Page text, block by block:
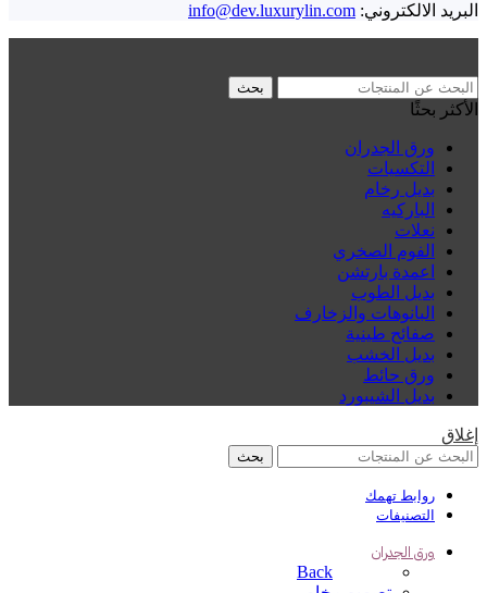
البريد الالكتروني: info@dev.luxurylin.com
بحث
الأكثر بحثًا
ورق الجدران
التكسيات
بديل رخام
الباركيه
نعلات
الفوم الصخري
اعمدة بارتشن
بديل الطوب
البانوهات والزخارف
صفائح طينية
بديل الخشب
ورق حائط
بديل الشيبورد
إغلاق
بحث
روابط تهمك
التصنيفات
ورق الجدران
Back